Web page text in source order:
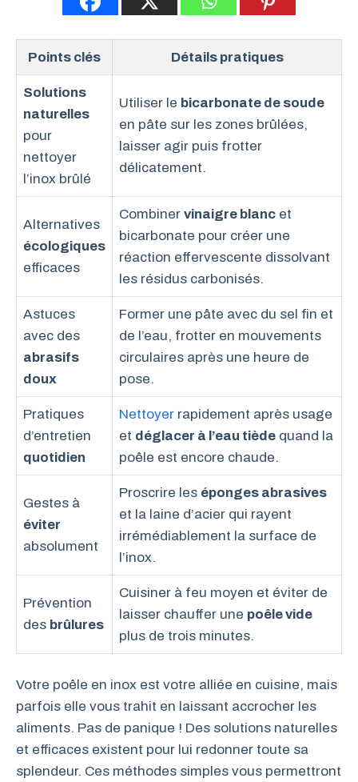
Points clés Détails pratiques
Solutions
naturelles
pour
nettoyer
l’inox brûlé
Utiliser le bicarbonate de soude
en pâte sur les zones brûlées,
laisser agir puis frotter
délicatement.
Alternatives
écologiques
efficaces
Combiner vinaigre blanc et
bicarbonate pour créer une
réaction effervescente dissolvant
les résidus carbonisés.
Astuces
avec des
abrasifs
doux
Former une pâte avec du sel fin et
de l’eau, frotter en mouvements
circulaires après une heure de
pose.
Pratiques
d’entretien
quotidien
Nettoyer rapidement après usage
et déglacer à l’eau tiède quand la
poêle est encore chaude.
Gestes à
éviter
absolument
Proscrire les éponges abrasives
et la laine d’acier qui rayent
irrémédiablement la surface de
l’inox.
Prévention
des brûlures
Cuisiner à feu moyen et éviter de
laisser chauffer une poêle vide
plus de trois minutes.
Votre poêle en inox est votre alliée en cuisine, mais
parfois elle vous trahit en laissant accrocher les
aliments. Pas de panique ! Des solutions naturelles
et efficaces existent pour lui redonner toute sa
splendeur. Ces méthodes simples vous permettront